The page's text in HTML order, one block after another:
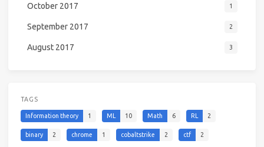
October 2017 1
September 2017 2
August 2017 3
TAGS
Information theory 1 ML 10 Math 6 RL 2
binary 2 chrome 1 cobaltstrike 2 ctf 2